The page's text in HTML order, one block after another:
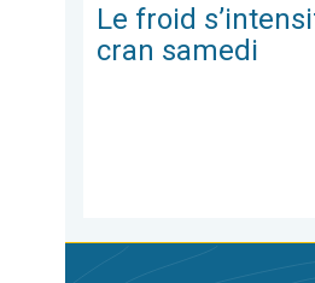
Le froid
cran samedi